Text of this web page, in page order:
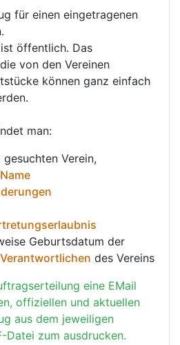
für einen eingetragenen
öffentlich. Das
von den Vereinen
können ganz einfach
man:
Verein,
Geburtsdatum der
des Vereins
eine EMail
offiziellen und aktuellen
aus dem jeweiligen
Datei zum ausdrucken.